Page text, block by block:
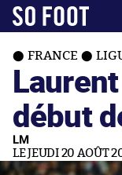
FRANCE
début
LM
LE JEUDI 20 AOÛT